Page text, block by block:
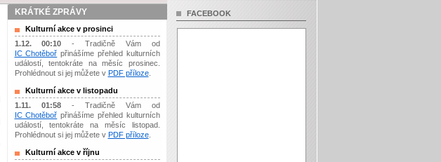
KRÁTKÉ ZPRÁVY
Kulturní akce v prosinci
1.12. 00:10 - Tradičně Vám od
IC Chotěboř přinášíme přehled kulturních
událostí, tentokráte na měsíc prosinec.
Prohlédnout si jej můžete v PDF příloze.
Kulturní akce v listopadu
1.11. 01:58- Tradičně Vám od
IC Chotěboř přinášíme přehled kulturních
událostí, tentokráte na měsíc listopad.
Prohlédnout si jej můžete v PDF příloze.
Kulturní akce v říjnu
FACEBOOK